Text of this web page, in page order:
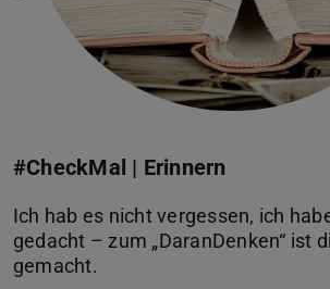
#CheckMal | Erinnern
Ich hab es nicht vergessen, ich
gedacht – zum „DaranDenken“ ist
gemacht.